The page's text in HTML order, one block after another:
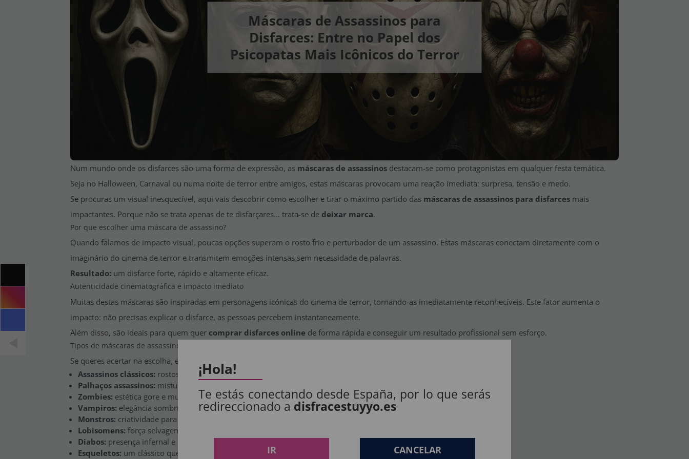
Máscaras de Assassinos para
Disfarces: Entre no Papel dos
Psicopatas Mais Icônicos do Terror
Num mundo onde os disfarces são uma forma de expressão, as máscaras de assassinos destacam-se como protagonistas em qualquer festa temática.
Seja no Halloween, Carnaval ou numa noite de terror entre amigos, estas máscaras provocam uma reação imediata: surpresa, tensão e medo.
Se procuras um visual inesquecível, aqui vais descobrir como escolher e tirar o máximo partido das máscaras de assassinos para disfarces mais
impactantes. Porque não se trata apenas de te disfarçares… trata-se de deixar marca.
Por que escolher uma máscara de assassino?
Quando falamos de impacto visual, poucas opções superam o rosto frio e perturbador de um assassino. Estas máscaras conectam diretamente com o
imaginário do cinema de terror e transmitem emoções intensas sem necessidade de palavras.
Resultado: um disfarce forte, rápido e altamente eficaz.
Autenticidade cinematográfica e impacto imediato
Muitas destas máscaras são inspiradas em personagens icónicas do cinema de terror, tornando-as imediatamente reconhecíveis. Este fator aumenta o
impacto: não precisas explicar o disfarce, as pessoas percebem instantaneamente.
Além disso, são ideais para quem quer comprar disfarces online de forma rápida e conseguir um resultado profissional sem esforço.
Tipos de máscaras de assassinos mais procuradas
Se queres acertar na escolha, estes estilos nunca falham:
Assassinos clássicos: rostos frios que transmitem medo puro.
Palhaços assassinos: mistura perfeita entre humor e terror.
Zombies: estética gore e muito realista.
Vampiros: elegância sombria e sedutora.
Monstros: criatividade para um visual único.
Lobisomens: força selvagem e impacto visual.
Diabos: presença infernal e marcante.
Esqueletos: um clássico que nunca falha.
¡Hola!
Te estás conectando desde España, por lo que serás
redireccionado a disfracestuyyo.es
IR CANCELAR